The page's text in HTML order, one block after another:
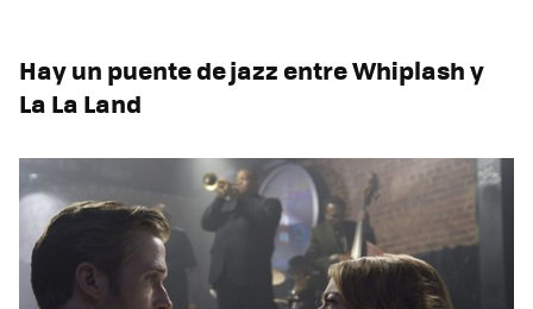
Hay un puente de jazz entre Whiplash y
La La Land